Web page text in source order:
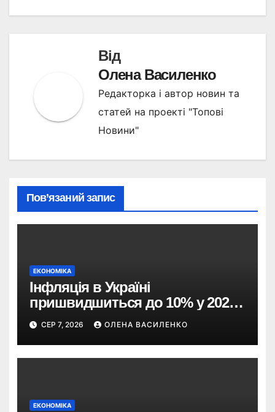
Від
Олена Василенко
Редакторка і автор новин та
статей на проекті "Топові
Новини"
Пов’язаний запис
ЕКОНОМІКА
Інфляція в Україні
пришвидшиться до 10% у 2026
році — прогноз НБУ
СЕР 7, 2026 ОЛЕНА ВАСИЛЕНКО
ЕКОНОМІКА